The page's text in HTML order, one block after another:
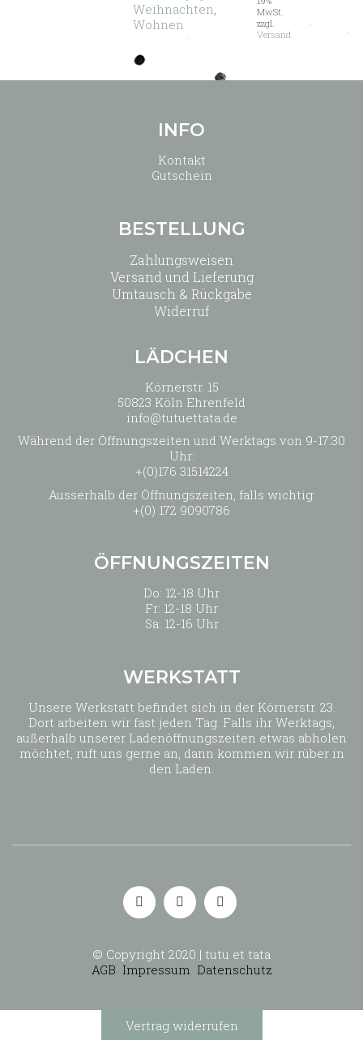
Weihnachten,
Wohnen
MwSt.
zzgl.
Versand
INFO
Kontakt
Gutschein
BESTELLUNG
Zahlungsweisen
Versand und Lieferung
Umtausch & Rückgabe
Widerruf
LÄDCHEN
Körnerstr. 15
50823 Köln Ehrenfeld
info@tutuettata.de
Während der Öffnungszeiten und Werktags von 9-17:30
Uhr:
+(0)176 31514224
Ausserhalb der Öffnungszeiten, falls wichtig:
+(0) 172 9090786
ÖFFNUNGSZEITEN
Do: 12-18 Uhr
Fr: 12-18 Uhr
Sa: 12-16 Uhr
WERKSTATT
Unsere Werkstatt befindet sich in der Körnerstr. 23.
Dort arbeiten wir fast jeden Tag. Falls ihr Werktags,
außerhalb unserer Ladenöffnungszeiten etwas abholen
möchtet, ruft uns gerne an, dann kommen wir rüber in
den Laden.
© Copyright 2020 | tutu et tata
AGB Impressum Datenschutz
Vertrag widerrufen